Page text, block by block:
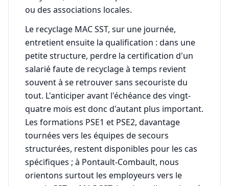
ou des associations locales.
Le recyclage MAC SST, sur une journée,
entretient ensuite la qualification : dans une
petite structure, perdre la certification d'un
salarié faute de recyclage à temps revient
souvent à se retrouver sans secouriste du
tout. L'anticiper avant l'échéance des vingt-
quatre mois est donc d'autant plus important.
Les formations PSE1 et PSE2, davantage
tournées vers les équipes de secours
structurées, restent disponibles pour les cas
spécifiques ; à Pontault-Combault, nous
orientons surtout les employeurs vers le